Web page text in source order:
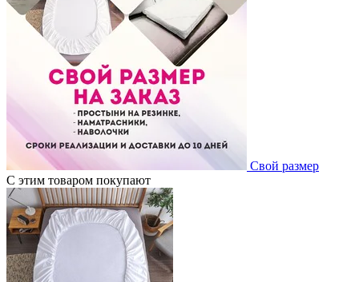
Свой размер
С этим товаром покупают